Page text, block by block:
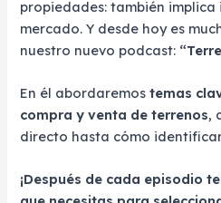
propiedades: también
mercado. Y desde hoy es
nuestro nuevo podcast:
En él abordaremostemas
compra y venta de terrenos,
directo hasta cómo
¡Después de cada episodio